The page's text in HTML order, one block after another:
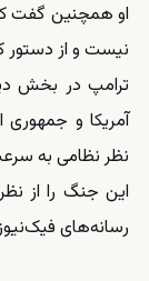
او همچنین گفت
نیست و از
ترامپ در بخش
آمریکا و
نظر نظامی به
این جنگ را از
رسانه‌های